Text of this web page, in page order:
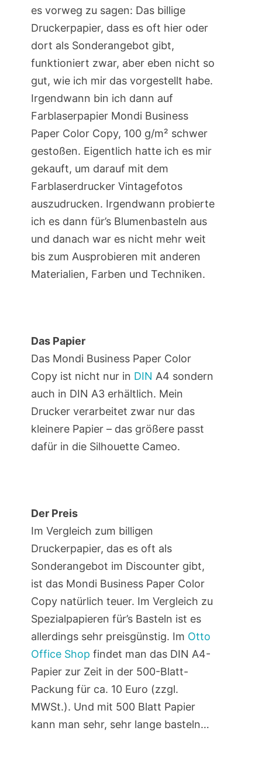
es vorweg zu sagen: Das billige
Druckerpapier, dass es oft hier oder
dort als Sonderangebot gibt,
funktioniert zwar, aber eben nicht so
gut, wie ich mir das vorgestellt habe.
Irgendwann bin ich dann auf
Farblaserpapier Mondi Business
Paper Color Copy, 100 g/m² schwer
gestoßen. Eigentlich hatte ich es mir
gekauft, um darauf mit dem
Farblaserdrucker Vintagefotos
auszudrucken. Irgendwann probierte
ich es dann für’s Blumenbasteln aus
und danach war es nicht mehr weit
bis zum Ausprobieren mit anderen
Materialien, Farben und Techniken.
Das Papier
Das Mondi Business Paper Color
Copy ist nicht nur in DIN A4 sondern
auch in DIN A3 erhältlich. Mein
Drucker verarbeitet zwar nur das
kleinere Papier – das größere passt
dafür in die Silhouette Cameo.
Der Preis
Im Vergleich zum billigen
Druckerpapier, das es oft als
Sonderangebot im Discounter gibt,
ist das Mondi Business Paper Color
Copy natürlich teuer. Im Vergleich zu
Spezialpapieren für’s Basteln ist es
allerdings sehr preisgünstig. Im Otto
Office Shop findet man das DIN A4-
Papier zur Zeit in der 500-Blatt-
Packung für ca. 10 Euro (zzgl.
MWSt.). Und mit 500 Blatt Papier
kann man sehr, sehr lange basteln…